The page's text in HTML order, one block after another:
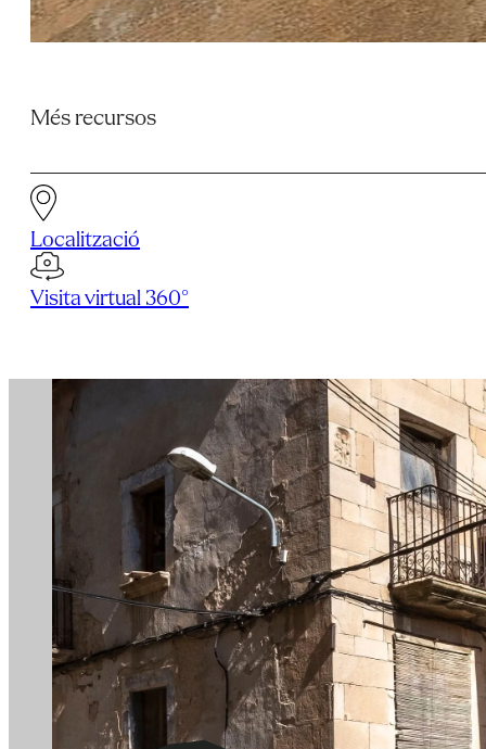
Més recursos
Localització
Visita virtual 360°